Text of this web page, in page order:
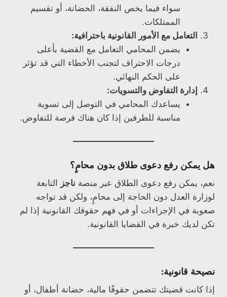
سواء فيما يخص النفقة، الحضانة، أو تقسيم
الممتلكات.
التعامل مع الأمور القانونية باحترافية:
يضمن المحامي التعامل مع القضية بأعلى
درجات الاحتراف لتجنب الأخطاء التي قد تؤثر
على الحكم النهائي.
إدارة التفاوض والتسويات:
يساعدك المحامي في التوصل إلى تسوية
مناسبة للطرفين إذا كان هناك فرصة للتفاوض.
هل يمكن رفع دعوى طلاق بدون محامٍ؟
نعم، يمكن رفع دعوى الطلاق عبر منصة ناجز
التابعة
لوزارة العدل دون الحاجة إلى محامٍ، ولكن قد تواجه
صعوبة في الإجراءات أو في فهم حقوقك القانونية إذا لم
تكن لديك خبرة في القضايا القانونية.
نصيحة قانونية:
إذا كانت قضيتك تتضمن حقوقًا مالية، حضانة أطفال، أو